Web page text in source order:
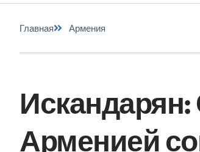
Главная Армения
Арменией